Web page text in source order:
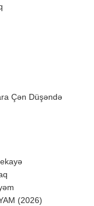
Çən Düşəndə
(2026)